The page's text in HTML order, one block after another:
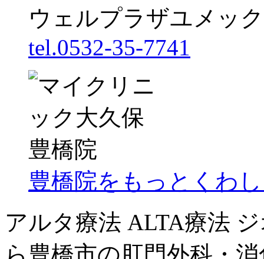
ウェルプラザユメッ
tel.0532-35-7741
豊橋院をもっとくわ
アルタ療法 ALTA療法